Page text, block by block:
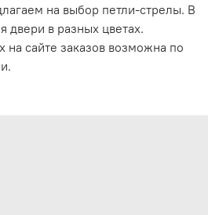
на выбор петли-стрелы. В
двери в разных цветах.
сайте заказов возможна по